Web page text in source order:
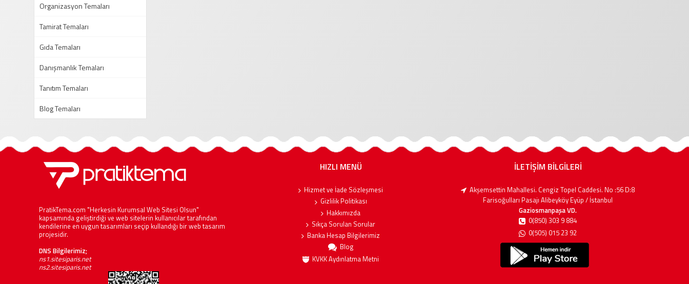
Organizasyon Temaları
Tamirat Temaları
Gıda Temaları
Danışmanlık Temaları
Tanıtım Temaları
Blog Temaları
PratikTema.com "Herkesin Kurumsal Web Sitesi Olsun"
kapsamında geliştirdiği ve web sitelerin kullanıcılar tarafından
kendilerine en uygun tasarımları seçip kullandığı bir web tasarım
projesidir.
DNS Bilgilerimiz;
ns1.sitesiparis.net
ns2.sitesiparis.net
HIZLI MENÜ
Hizmet ve İade Sözleşmesi
Gizlilik Politikası
Hakkımızda
Sıkça Sorulan Sorular
Banka Hesap Bilgilerimiz
Blog
KVKK Aydınlatma Metni
İLETİŞİM BİLGİLERİ
Akşemsettin Mahallesi. Cengiz Topel Caddesi. No :56 D:8
Farisoğulları Pasajı Alibeyköy Eyüp / İstanbul
Gaziosmanpaşa VD.
0(850) 303 9 884
0(505) 015 23 92